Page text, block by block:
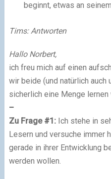
beginnt, etwas an
Tims: Antworten
Hallo Norbert,
ich freu mich auf einen
wir beide (und natürlich auch
sicherlich eine Menge lernen
–
Zu Frage #1:Ich stehe in
Lesern und versuche immer
gerade in ihrer Entwicklung
werden wollen.